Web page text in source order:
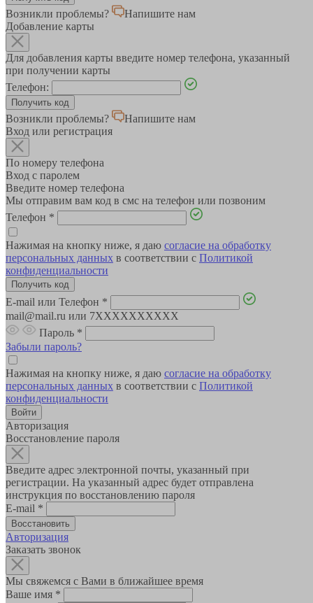
Возникли проблемы?
Напишите нам
Добавление карты
Для добавления карты введите номер телефона, указанный
при получении карты
Телефон:
Возникли проблемы?
Напишите нам
Вход или регистрация
По номеру телефона
Вход с паролем
Введите номер телефона
Мы отправим вам код в смс на телефон или позвоним
Телефон *
Нажимая на кнопку ниже, я даю согласие на обработку
персональных данных в соответствии с Политикой
конфиденциальности
E-mail или Телефон *
mail@mail.ru или 7XXXXXXXXXX
Пароль *
Забыли пароль?
Нажимая на кнопку ниже, я даю согласие на обработку
персональных данных в соответствии с Политикой
конфиденциальности
Авторизация
Восстановление пароля
Введите адрес электронной почты, указанный при
регистрации. На указанный адрес будет отправлена
инструкция по восстановлению пароля
E-mail *
Авторизация
Заказать звонок
Мы свяжемся с Вами в ближайшее время
Ваше имя *